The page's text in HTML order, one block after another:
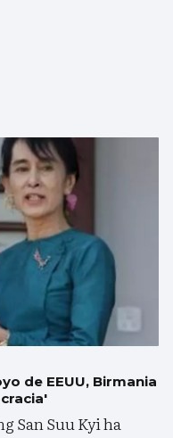
de EEUU, Birmania
San Suu Kyi ha